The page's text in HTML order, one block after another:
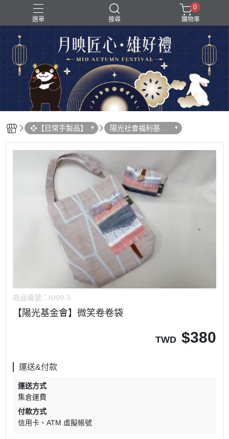
選單 搜尋
0
購物車
❖【日常手製品】
陽光社會福利基金
會
商品編號： IU09-3
【陽光基金會】微笑卷卷袋
TWD $380
運送&付款
運送方式
集倉運費
付款方式
信用卡
ATM 虛擬帳號